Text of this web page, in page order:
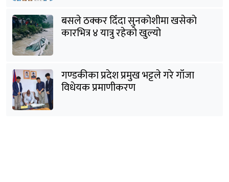
बसले ठक्कर दिँदा सुनकोशीमा खसेकाे
कारभित्र ४ यात्रु रहेको खुल्यो
गण्डकीका प्रदेश प्रमुख भट्टले गरे गाँजा
विधेयक प्रमाणीकरण